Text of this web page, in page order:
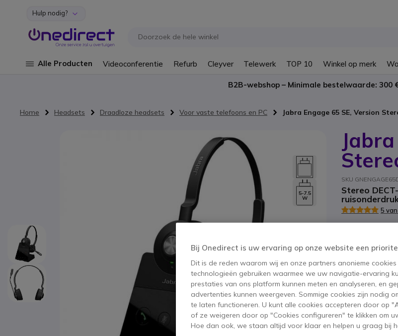
Ga naar de inhoud
Hulp nodig?
Alle Producten Videoconferentie Refurb Cleyver Telewerk TOP 10 Winkel op merk
B2B-webshop – Minimale bestelwaarde: 300
Home Headsets Draadloze headsets Voor vaste telefoons en PC Jabra Engage 65 SE, Version
SKU
Stereo
5
254,95 €
Aantal
Meer dan
2 jaar
5-7.5
W
Bij Onedirect is uw ervaring op onze website een
Dit is de reden waarom wij en onze partners anonieme cookies
technologieën gebruiken waarmee we uw navigatie-ervaring
prestaties van ons platform kunnen meten en analyseren, en
advertenties kunnen weergeven. Sommige cookies zijn nodig
te laten functioneren. U kunt alle cookies accepteren door op
of ze weigeren door op "Cookies configureren" te klikken om
Hoe dan ook, we staan altijd voor klaar en helpen u graag bij